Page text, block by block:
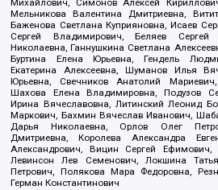
Михайлович, Симонов Алексей
Мельникова Валентина Дмитриевна,
Баженова Светлана Куприяновна, Исаев
Сергей Владимирович, Беляев Сергей
Николаевна, Ганнушкина Светлана
Буртина Елена Юрьевна, Гендель
Екатерина Алексеевна, Шуманов Илья
Юрьевна, Свечников Анатолий
Шахова Елена Владимировна, Подузов
Ирина Вячеславовна, Литинский Леонид
Маркович, Бахмин Вячеслав Иванович,
Дарья Николаевна, Орлов Олег
Дмитриевна, Королева Александра
Александрович, Вицин Сергей Ефимович,
Левинсон Лев Семенович, Локшина
Петрович, Полякова Мара Федоровна,
Герман Константинович